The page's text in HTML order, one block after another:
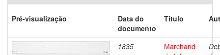
Pré-visualização
Data do
documento
Título
1835
Marchand